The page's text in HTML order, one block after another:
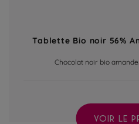
Tablette Bio noir 56%
Chocolat noir bio
VOIR LE